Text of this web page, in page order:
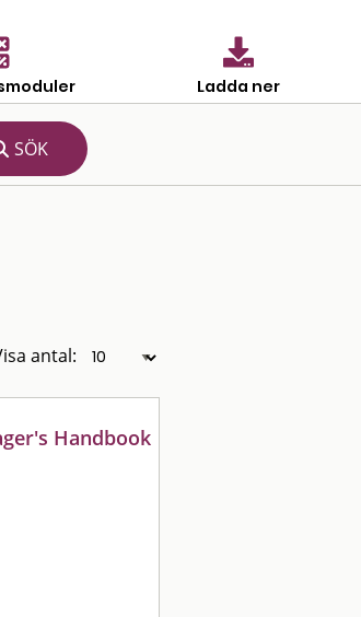
Ladda ner
antal:
Handbook